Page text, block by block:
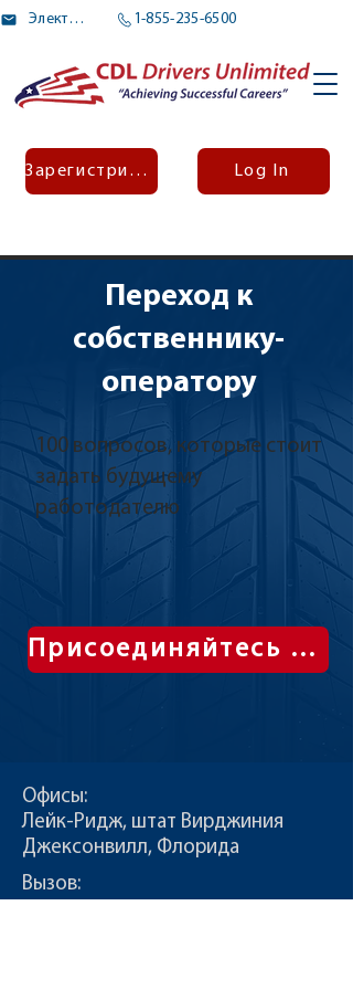
Электронное письмо 1-855-235-6500
Зарегистрироваться Log In
Переход к
собственнику-
оператору
100 вопросов, которые стоит
задать будущему
работодателю
Присоединяйтесь к альянсу
Офисы:
Лейк-Ридж, штат Вирджиния
Джексонвилл, Флорида
Вызов: